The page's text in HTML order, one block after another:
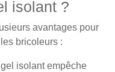
isolant ?
avantages pour
bricoleurs :
isolant empêche